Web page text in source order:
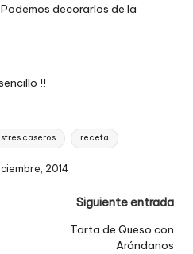
Podemos decorarlos de la
!!
caseros receta
2014
Siguiente entrada
Tarta de Queso con
Arándanos